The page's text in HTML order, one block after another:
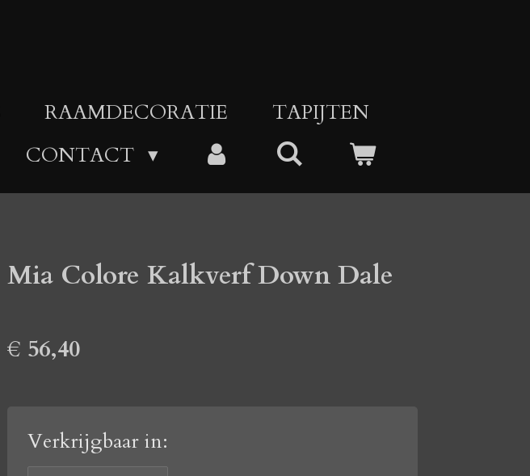
RAAMDECORATIE
TAPIJTEN
CONTACT
Mia Colore Kalkverf Down Dale
€ 56,40
Verkrijgbaar in: